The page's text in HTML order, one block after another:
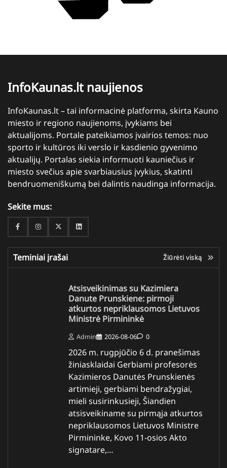
InfoKaunas.lt naujienos
InfoKaunas.lt – tai informacinė platforma, skirta Kauno
miesto ir regiono naujienoms, įvykiams bei
aktualijoms. Portale pateikiamos įvairios temos: nuo
sporto ir kultūros iki verslo ir kasdienio gyvenimo
aktualijų. Portalas siekia informuoti kauniečius ir
miesto svečius apie svarbiausius įvykius, skatinti
bendruomeniškumą bei dalintis naudinga informacija.
Sekite mus:
FacebookInstagramTwitterLinkedin
Teminiai įrašai Žiūrėti viską
Atsisveikinimas su Kazimiera
Danute Prunskiene: pirmoji
atkurtos nepriklausomos Lietuvos
Ministrė Pirmininkė
Admin 2026-08-06 0
2026 m. rugpjūčio 6 d. pranešimas
žiniasklaidai Gerbiami profesorės
Kazimieros Danutės Prunskienės
artimieji, gerbiami bendražygiai,
mieli susirinkusieji, Šiandien
atsisveikiname su pirmąja atkurtos
nepriklausomos Lietuvos Ministre
Pirmininke, Kovo 11-osios Akto
signatare,…